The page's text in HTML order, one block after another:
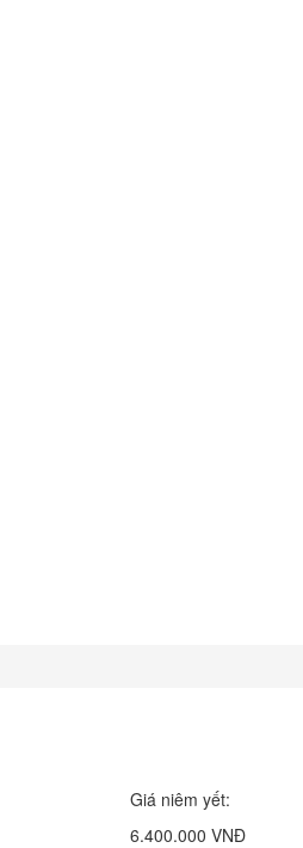
Giá niêm yết:
6.400.000 VNĐ